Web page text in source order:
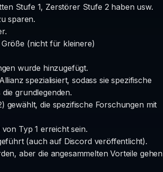
Stufe 1, Zerstörer Stufe 2 haben usw.
sparen.
(nicht für kleinere)
wurde hinzugefügt.
spezialisiert, sodass sie spezifische
grundlegenden.
gewählt, die spezifische Forschungen mit
Typ 1 erreicht sein.
(auch auf Discord veröffentlicht).
aber die angesammelten Vorteile gehen